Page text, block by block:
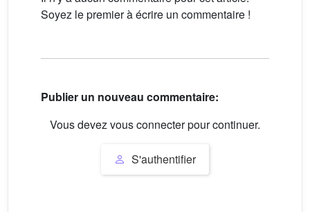
Soyez le premier à écrire un commentaire !
Publier un nouveau commentaire:
Vous devez vous connecter pour continuer.
S'authentifier